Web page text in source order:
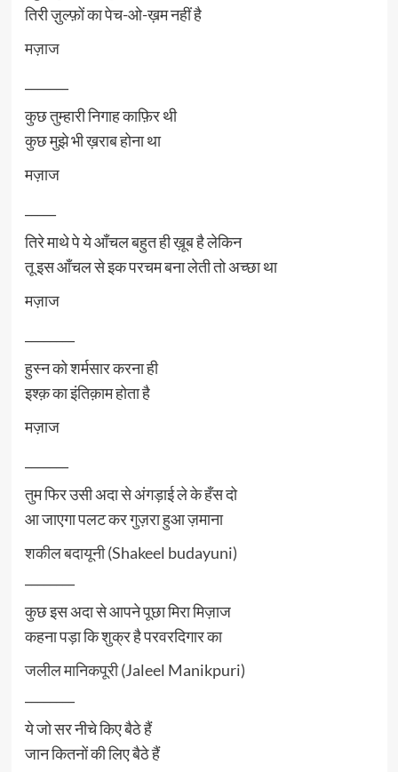
तिरी ज़ुल्फ़ों का पेच-ओ-ख़म नहीं है
मज़ाज
कुछ तुम्हारी निगाह काफ़िर थी
कुछ मुझे भी ख़राब होना था
मज़ाज
तिरे माथे पे ये आँचल बहुत ही ख़ूब है लेकिन
तू इस आँचल से इक परचम बना लेती तो अच्छा था
मज़ाज
हुस्न को शर्मसार करना ही
इश्क़ का इंतिक़ाम होता है
मज़ाज
तुम फिर उसी अदा से अंगड़ाई ले के हँस दो
आ जाएगा पलट कर गुज़रा हुआ ज़माना
शकील बदायूनी (Shakeel budayuni)
कुछ इस अदा से आपने पूछा मिरा मिज़ाज
कहना पड़ा कि शुक्र है परवरदिगार का
जलील मानिकपूरी (Jaleel Manikpuri)
ये जो सर नीचे किए बैठे हैं
जान कितनों की लिए बैठे हैं